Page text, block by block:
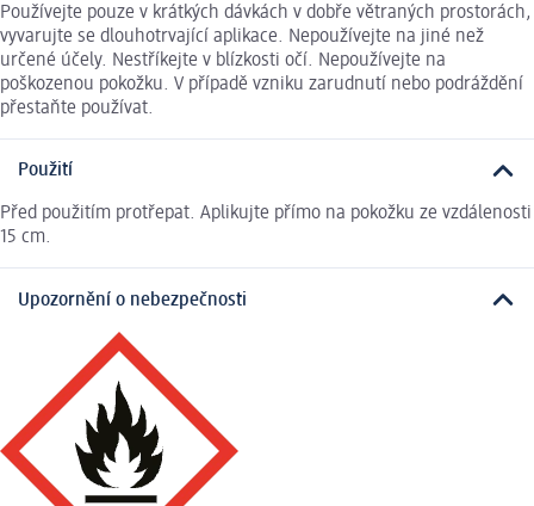
Používejte pouze v krátkých dávkách v dobře větraných prostorách,
vyvarujte se dlouhotrvající aplikace. Nepoužívejte na jiné než
určené účely. Nestříkejte v blízkosti očí. Nepoužívejte na
poškozenou pokožku. V případě vzniku zarudnutí nebo podráždění
přestaňte používat.
Použití
Před použitím protřepat. Aplikujte přímo na pokožku ze vzdálenosti
15 cm.
Upozornění o nebezpečnosti